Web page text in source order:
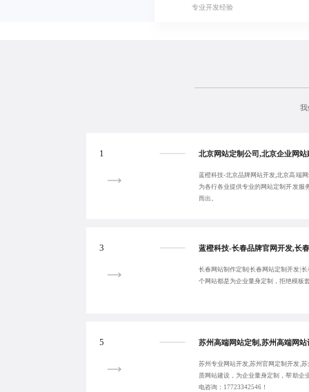
专业开发经验
我
1
蓝橙科技-北京品牌网站开发,北京高端
为各行各业提供专业的网站定制开发服
而出。
3
长春网站制作定制|长春网站定制开发|
个网站都是为企业量身定制，拒绝模板
5
苏州专业网站开发,苏州官网定制开发,
质网站建设，为企业量身定制，帮助企
电咨询：17723342546！